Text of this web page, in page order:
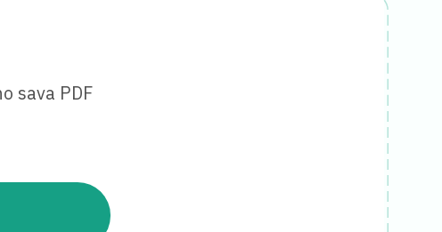
sava PDF